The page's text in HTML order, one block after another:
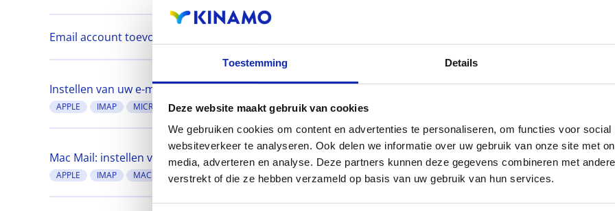
Toestemming Details
Deze website maakt gebruik van cookies
We gebruiken cookies om content en advertenties te personaliseren, om functies voor
websiteverkeer te analyseren. Ook delen we informatie over uw gebruik van onze site met
media, adverteren en analyse. Deze partners kunnen deze gegevens combineren met
verstrekt of die ze hebben verzameld op basis van uw gebruik van hun services.
Email account toevoegen in Apple Mail
Instellen van uw e-mail account met Outlook 2011 voor Mac
APPLE IMAP MICROSOFT OUTLOOK 2013 OUTLOOK 2011 POP3
Mac Mail: instellen van inkomende (IMAP) en uitgaande server (SMTP) gegevens.
APPLE IMAP MAC MAIL SETUP SMTP